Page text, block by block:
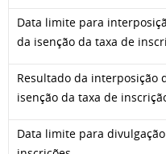
Data limite para
da isenção da taxa de
Resultado da interposição
isenção da taxa de
Data limite para